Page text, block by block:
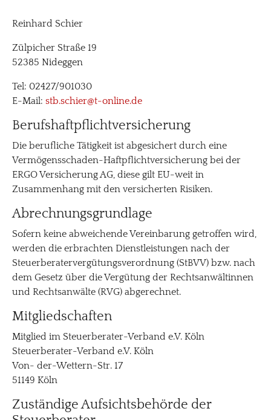
Reinhard Schier
Zülpicher Straße 19
52385 Nideggen
Tel: 02427/901030
E-Mail: stb.schier@t-online.de
Berufshaftpflichtversicherung
Die berufliche Tätigkeit ist abgesichert durch eine
Vermögensschaden-Haftpflichtversicherung bei der
ERGO Versicherung AG, diese gilt EU-weit in
Zusammenhang mit den versicherten Risiken.
Abrechnungsgrundlage
Sofern keine abweichende Vereinbarung getroffen wird,
werden die erbrachten Dienstleistungen nach der
Steuerberatervergütungsverordnung (StBVV) bzw. nach
dem Gesetz über die Vergütung der Rechtsanwältinnen
und Rechtsanwälte (RVG) abgerechnet.
Mitgliedschaften
Mitglied im Steuerberater-Verband e.V. Köln
Steuerberater-Verband e.V. Köln
Von- der-Wettern-Str. 17
51149 Köln
Zuständige Aufsichtsbehörde der